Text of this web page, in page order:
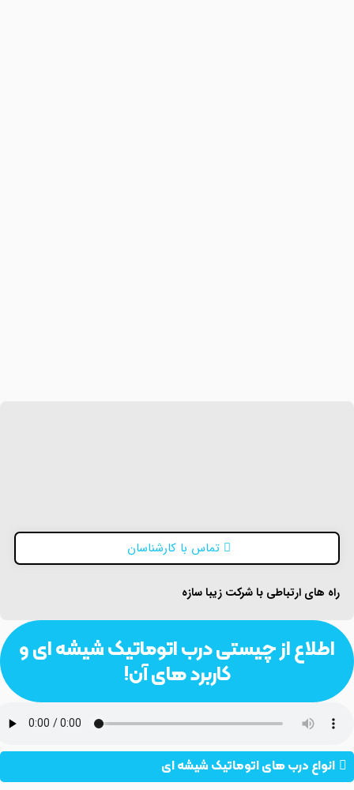
تماس با کارشناسان
راه های ارتباطی با شرکت زیبا سازه
اطلاع از چیستی درب اتوماتیک شیشه ای و
کاربرد های آن!
انواع درب های اتوماتیک شیشه ای